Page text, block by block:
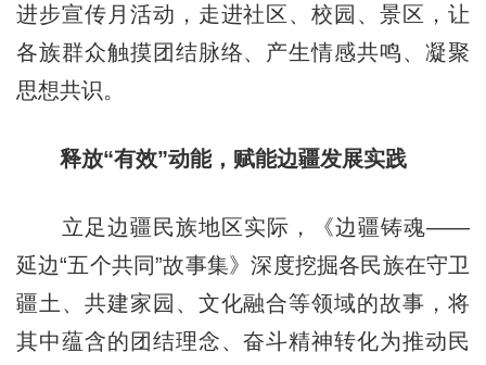
进步宣传月活动，走进社区、校园、景区，让
各族群众触摸团结脉络、产生情感共鸣、凝聚
思想共识。
释放“有效”动能，赋能边疆发展实践
立足边疆民族地区实际，《边疆铸魂——
延边“五个共同”故事集》深度挖掘各民族在守卫
疆土、共建家园、文化融合等领域的故事，将
其中蕴含的团结理念、奋斗精神转化为推动民